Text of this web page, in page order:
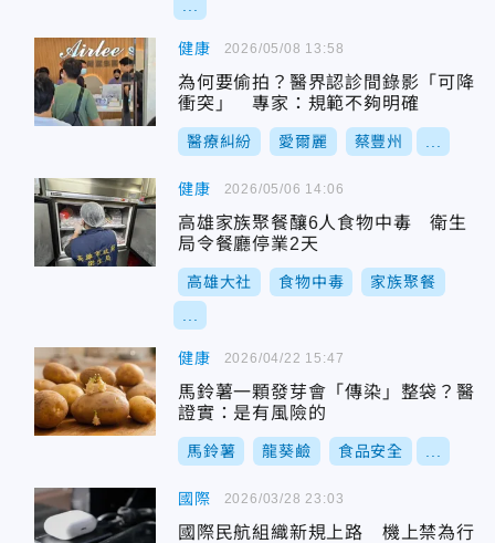
健康
為何要偷拍？醫界認診間錄影「可降
衝突」 專家：規範不夠明確
醫療糾紛 愛爾麗 蔡豐州
2026/05/08 13:58
健康
高雄家族聚餐釀6人食物中毒 衛生
局令餐廳停業2天
高雄大社 食物中毒 家族聚餐
2026/05/06 14:06
健康
馬鈴薯一顆發芽會「傳染」整袋？醫
證實：是有風險的
馬鈴薯 龍葵鹼 食品安全
2026/04/22 15:47
國際
國際民航組織新規上路 機上禁為行
2026/03/28 23:03